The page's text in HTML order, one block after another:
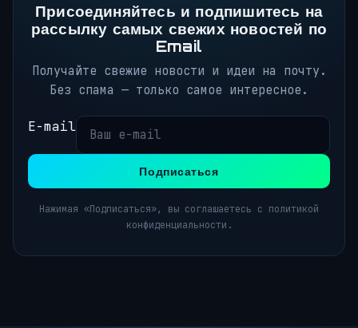
Присоединяйтесь и подпишитесь на
рассылку самых свежих новостей по
Email
Получайте свежие новости и идеи на почту.
Без спама — только самое интересное.
E-mail
Подписаться
Нажимая «Подписаться», вы соглашаетесь с политикой
конфиденциальности.